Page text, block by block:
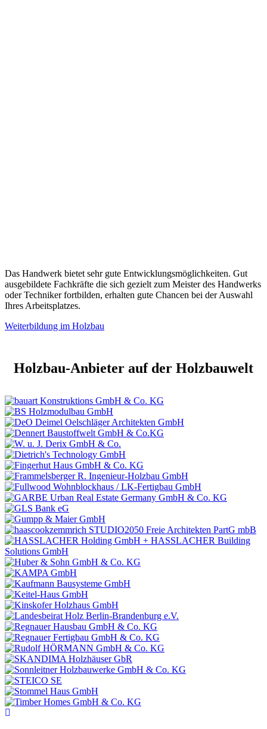
Das Handwerk bietet sehr gute Entwicklungsmöglichkeiten. Gut
ausgebildete Fachkräfte die sich gezielt zum Meister des Handwerks
oder Techniker fortbilden, erhalten gute Chancen bei der Auswahl
Ihres Arbeitsplatzes.
Weiterbildung im Holzbau
Holzbau-Anbieter auf der Holzbauwelt